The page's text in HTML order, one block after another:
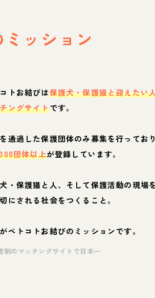
ミッション
トお結びは保護犬・保護猫と迎えたい
ングサイトです。
通過した保護団体のみ募集を行っており
団体以上が登録しています。
・保護猫と人、そして保護活動の現場
にされる社会をつくること。
ペトコトお結びのミッションです。
制のマッチングサイトで日本一